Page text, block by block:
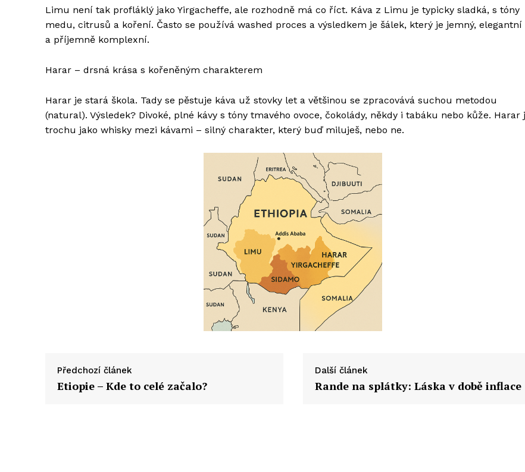
Limu není tak profláklý jako Yirgacheffe, ale rozhodně má co říct. Káva z Limu je typicky sladká, s tóny
medu, citrusů a koření. Často se používá washed proces a výsledkem je šálek, který je jemný, elegantní
a příjemně komplexní.
Harar – drsná krása s kořeněným charakterem
Harar je stará škola. Tady se pěstuje káva už stovky let a většinou se zpracovává suchou metodou
(natural). Výsledek? Divoké, plné kávy s tóny tmavého ovoce, čokolády, někdy i tabáku nebo kůže. Harar
trochu jako whisky mezi kávami – silný charakter, který buď miluješ, nebo ne.
Předchozí článek
Etiopie – Kde to celé začalo?
Další článek
Rande na splátky: Láska v době inflace